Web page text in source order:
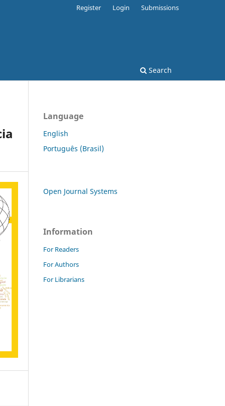
Search
Register Login Submissions
Language
English
Português (Brasil)
Open Journal Systems
Information
For Readers
For Authors
For Librarians